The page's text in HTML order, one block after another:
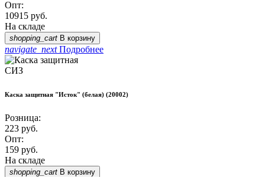
Опт:
10915 руб.
На складе
shopping_cart В корзину
navigate_nextПодробнее
СИЗ
Каска защитная "Исток" (белая) (20002)
Розница:
223 руб.
Опт:
159 руб.
На складе
shopping_cart В корзину